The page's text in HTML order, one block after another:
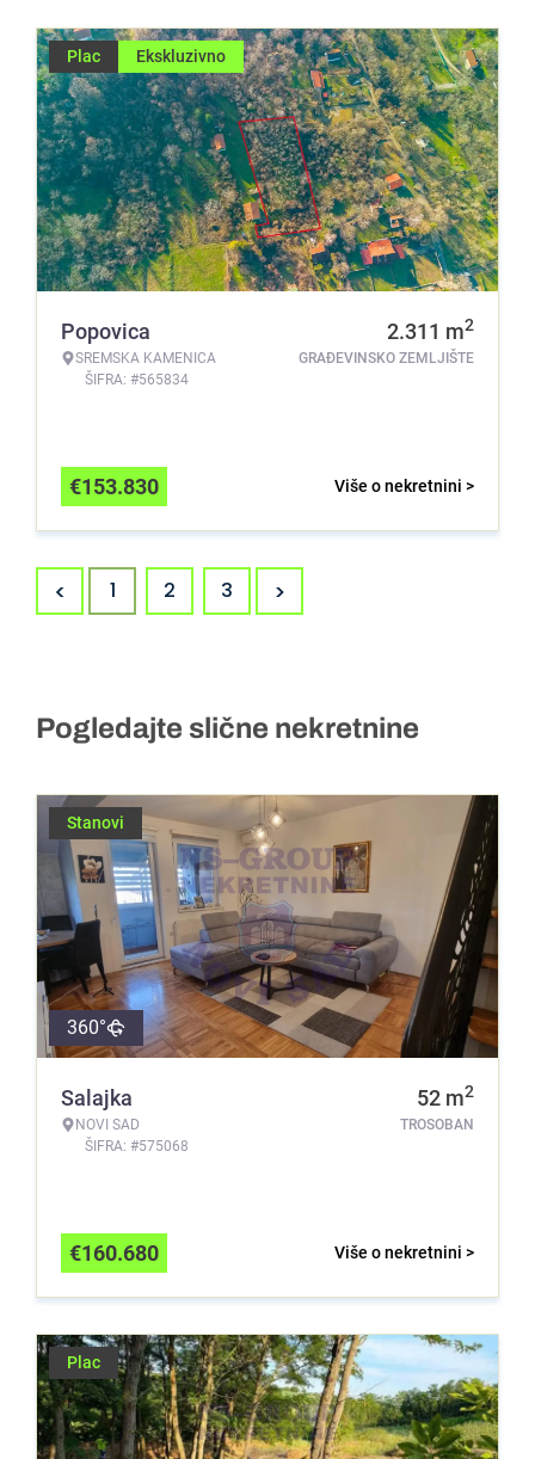
Plac Ekskluzivno
Popovica
SREMSKA KAMENICA
ŠIFRA: #565834
2.311 m2
GRAĐEVINSKO ZEMLJIŠTE
Više o nekretnini >
€153.830
< 1 2 3 >
Pogledajte slične nekretnine
Stanovi
360°
Salajka
NOVI SAD
ŠIFRA: #575068
52 m2
TROSOBAN
Više o nekretnini >
€160.680
Plac